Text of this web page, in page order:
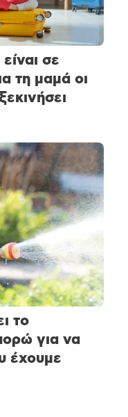
σε
τη μαμά οι
το
για να
έχουμε